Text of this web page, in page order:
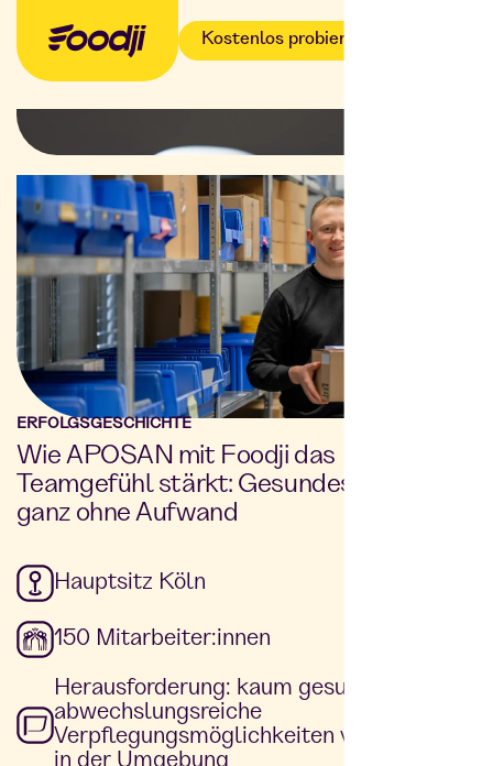
Kostenlos probieren
ERFOLGSGESCHICHTE
Wie APOSAN mit Foodji das
Teamgefühl stärkt: Gesundes Essen
ganz ohne Aufwand
Hauptsitz Köln
150 Mitarbeiter:innen
Herausforderung: kaum gesunde und
abwechslungsreiche
Verpflegungsmöglichkeiten vor Ort oder